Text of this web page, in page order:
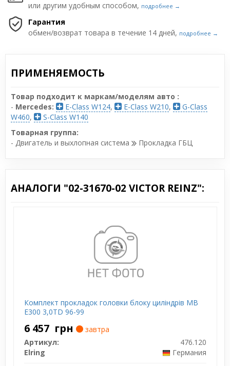
или другим удобным способом, подробнее →
Гарантия
обмен/возврат товара в течение 14 дней, подробнее →
ПРИМЕНЯЕМОСТЬ
Товар подходит к маркам/моделям авто :
- Mercedes: E-Class W124, E-Class W210,
G-Class
W460,
S-Class W140
Товарная группа:
- Двигатель и выхлопная система
Прокладка ГБЦ
АНАЛОГИ "02-31670-02 VICTOR REINZ":
Комплект прокладок головки блоку циліндрів MB
E300 3,0TD 96-99
6 457 грн
завтра
Артикул:
476.120
Elring
Германия